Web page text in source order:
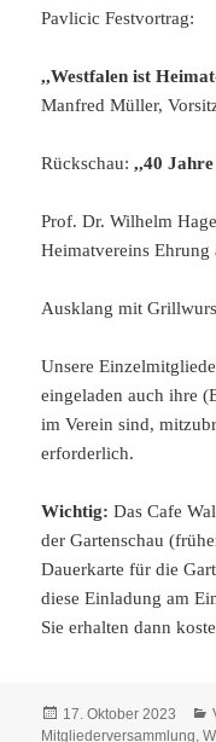
Pavlicic Festvortrag:
,,Westfalen ist
Manfred Müller,
Rückschau:,,40
Prof. Dr. Wilhelm
Heimatvereins
Ausklang mit
Unsere
eingeladen auch ihre
im Verein sind,
erforderlich.
Wichtig:Das Cafe
der Gartenschau
Dauerkarte für die
diese Einladung am
Sie erhalten dann
Veröffentlicht
am
17. Oktober 2023
Mitgliederversammlung,